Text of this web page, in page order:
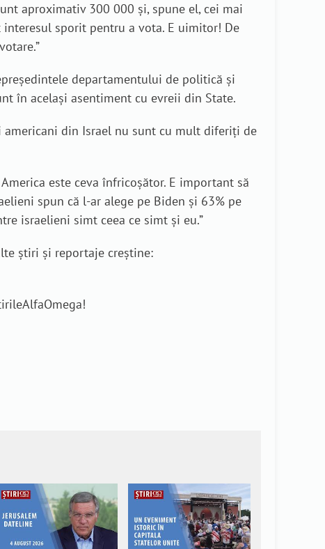
aproximativ 300 000 și, spune el, cei mai
sporit pentru a vota. E uimitor! De
departamentului de politică și
în același asentiment cu evreii din State.
americani din Israel nu sunt cu mult diferiți de
este ceva înfricoșător. E important să
spun că l-ar alege pe Biden și 63% pe
israelieni simt ceea ce simt și eu.”
știri și reportaje creștine: